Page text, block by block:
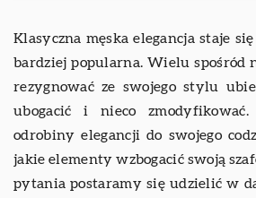
Klasyczna męska elegancja staje
bardziej popularna. Wielu spośród
rezygnować ze swojego stylu
ubogacić i nieco
odrobiny elegancji do swojego
jakie elementy wzbogacić swoją
pytania postaramy się udzielić w